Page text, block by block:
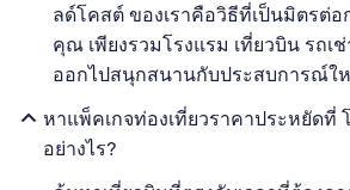
ลด์โคสต์ ของเราคือวิธีที่เป็นมิตรต่อ
คุณ เพียงรวมโรงแรม เที่ยวบิน รถเ
ออกไปสนุกสนานกับประสบการณ์ใ
หาแพ็คเกจท่องเที่ยวราคาประหยัดที่
อย่างไร?